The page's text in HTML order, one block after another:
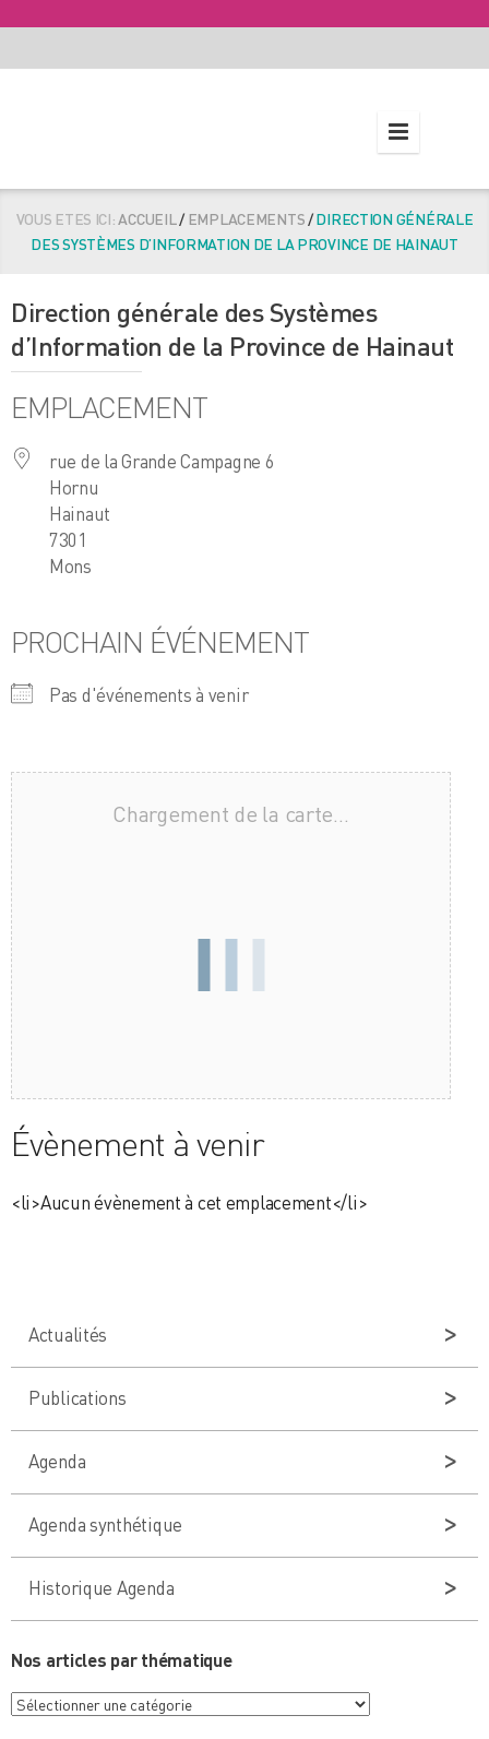
VOUS ETES ICI:ACCUEIL/EMPLACEMENTS/DIRECTION GÉNÉRALE
DES SYSTÈMES D’INFORMATION DE LA PROVINCE DE HAINAUT
Direction générale des Systèmes
d’Information de la Province de Hainaut
EMPLACEMENT
rue de la Grande Campagne 6
Hornu
Hainaut
7301
Mons
PROCHAIN ÉVÉNEMENT
Pas d'événements à venir
Chargement de la carte…
Évènement à venir
<li>Aucun évènement à cet emplacement</li>
Actualités
Publications
Agenda
Agenda synthétique
Historique Agenda
Nos articles par thématique
Nos
articles